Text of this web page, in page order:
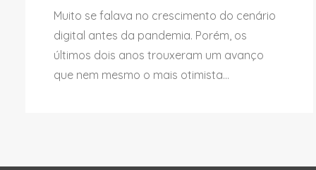
Muito se falava no crescimento do cenário
digital antes da pandemia. Porém, os
últimos dois anos trouxeram um avanço
que nem mesmo o mais otimista...